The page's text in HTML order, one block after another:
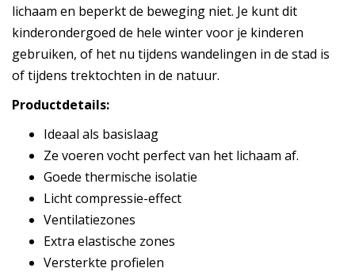
lichaam en beperkt de beweging niet. Je kunt dit
kinderondergoed de hele winter voor je kinderen
gebruiken, of het nu tijdens wandelingen in de stad is
of tijdens trektochten in de natuur.
Productdetails:
Ideaal als basislaag
Ze voeren vocht perfect van het lichaam af.
Goede thermische isolatie
Licht compressie-effect
Ventilatiezones
Extra elastische zones
Versterkte profielen